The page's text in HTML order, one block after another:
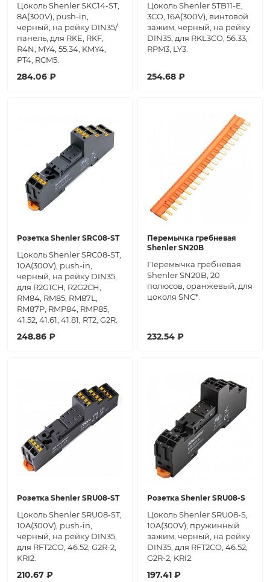
Цоколь Shenler SKC14-ST,
8A(300V), push-in,
черный, на рейку DIN35/
панель, для RKE, RKF,
R4N, MY4, 55.34, KMY4,
PT4, RCM5.
284.06 ₽
Цоколь Shenler STB11-E,
3CO, 16A(300V), винтовой
зажим, черный, на рейку
DIN35, для RKL3CO, 56.33,
RPM3, LY3.
254.68 ₽
Розетка Shenler SRC08-ST
Цоколь Shenler SRC08-ST,
10A(300V), push-in,
черный, на рейку DIN35,
для R2G1CH, R2G2CH,
RM84, RM85, RM87L,
RM87P, RMP84, RMP85,
41.52, 41.61, 41.81, RT2, G2R.
248.86 ₽
Перемычка гребневая
Shenler SN20B
Перемычка гребневая
Shenler SN20B, 20
полюсов, оранжевый, для
цоколя SNC*.
232.54 ₽
Розетка Shenler SRU08-ST
Цоколь Shenler SRU08-ST,
10A(300V), push-in,
черный, на рейку DIN35,
для RFT2CO, 46.52, G2R-2,
KRI2.
210.67 ₽
Розетка Shenler SRU08-S
Цоколь Shenler SRU08-S,
10A(300V), пружинный
зажим, черный, на рейку
DIN35, для RFT2CO, 46.52,
G2R-2, KRI2.
197.41 ₽